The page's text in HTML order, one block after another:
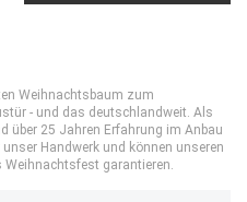
Weihnachtsbaum zum
- und das deutschlandweit. Als
über 25 Jahren Erfahrung im Anbau
Handwerk und können unseren
Weihnachtsfest garantieren.